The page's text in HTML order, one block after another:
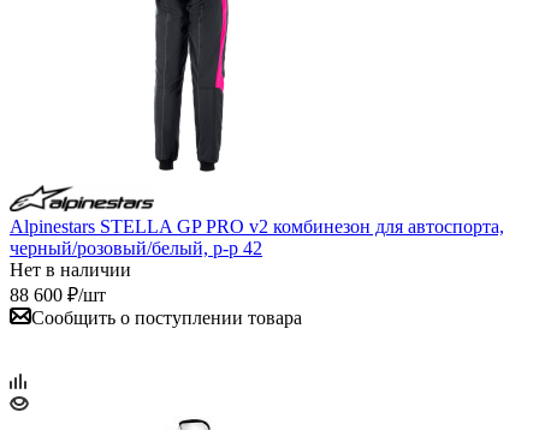
Alpinestars STELLA GP PRO v2 комбинезон для автоспорта,
черный/розовый/белый, р-р 42
Нет в наличии
88 600 ₽/шт
Сообщить о поступлении товара